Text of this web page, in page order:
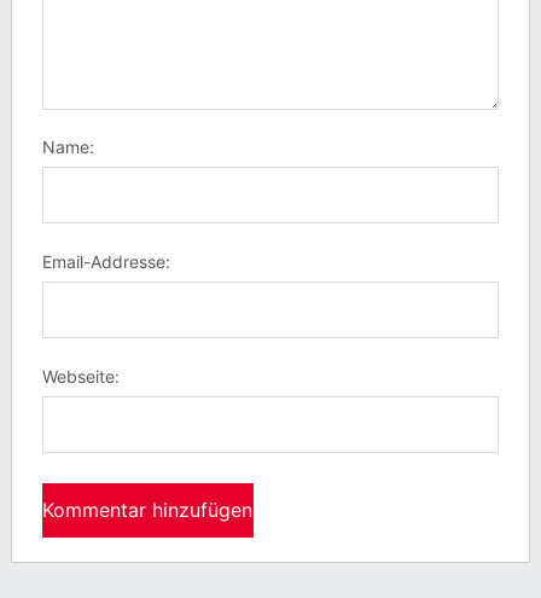
Name:
Email-Addresse:
Webseite: